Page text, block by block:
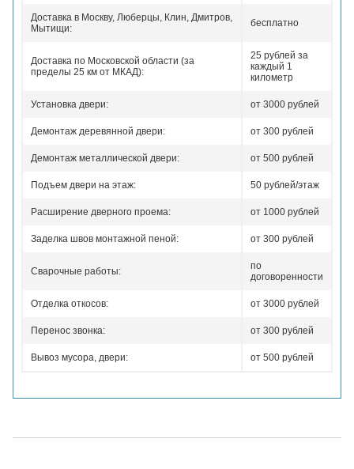
Доставка в Москву, Люберцы, Клин, Дмитров,
Мытищи:
бесплатно
Доставка по Московской области (за
пределы 25 км от МКАД):
25 рублей за
каждый 1
километр
Установка двери: от 3000 рублей
Демонтаж деревянной двери: от 300 рублей
Демонтаж металлической двери: от 500 рублей
Подъем двери на этаж: 50 рублей/этаж
Расширение дверного проема: от 1000 рублей
Заделка швов монтажной пеной: от 300 рублей
Сварочные работы:
по
договоренности
Отделка откосов: от 3000 рублей
Перенос звонка: от 300 рублей
Вывоз мусора, двери: от 500 рублей